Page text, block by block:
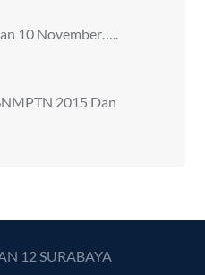
10 November…..
2015 Dan
12 SURABAYA